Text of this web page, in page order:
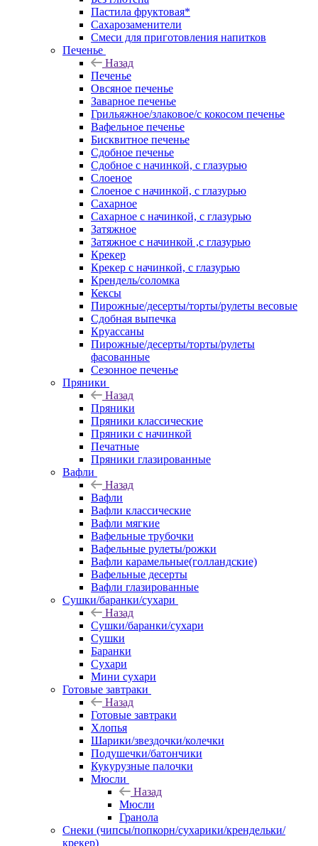
Пастила фруктовая*
Сахарозаменители
Смеси для приготовления напитков
Печенье
Назад
Печенье
Овсяное печенье
Заварное печенье
Грильяжное/злаковое/с кокосом печенье
Вафельное печенье
Бисквитное печенье
Сдобное печенье
Сдобное с начинкой, с глазурью
Слоеное
Слоеное с начинкой, с глазурью
Сахарное
Сахарное с начинкой, с глазурью
Затяжное
Затяжное с начинкой ,с глазурью
Крекер
Крекер с начинкой, с глазурью
Крендель/соломка
Кексы
Пирожные/десерты/торты/рулеты весовые
Сдобная выпечка
Круассаны
Пирожные/десерты/торты/рулеты
фасованные
Сезонное печенье
Пряники
Назад
Пряники
Пряники классические
Пряники с начинкой
Печатные
Пряники глазированные
Вафли
Назад
Вафли
Вафли классические
Вафли мягкие
Вафельные трубочки
Вафельные рулеты/рожки
Вафли карамельные(голландские)
Вафельные десерты
Вафли глазированные
Сушки/баранки/сухари
Назад
Сушки/баранки/сухари
Сушки
Баранки
Сухари
Мини сухари
Готовые завтраки
Назад
Готовые завтраки
Хлопья
Шарики/звездочки/колечки
Подушечки/батончики
Кукурузные палочки
Мюсли
Назад
Мюсли
Гранола
Снеки (чипсы/попкорн/сухарики/крендельки/
крекер)